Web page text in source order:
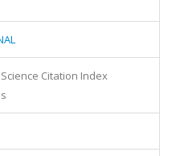
Science Citation Index